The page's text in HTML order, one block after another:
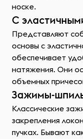
носке.
С
Представляют
основы с
обеспечивает
натяжения. Они
объемных
Зажимы-
Классические
закрепления
пучках. Бывают